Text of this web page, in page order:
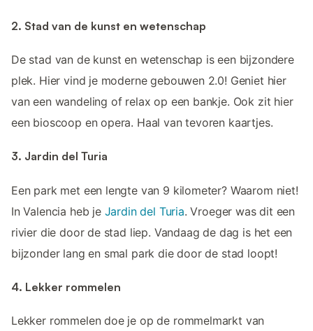
2. Stad van de kunst en wetenschap
De stad van de kunst en wetenschap is een bijzondere
plek. Hier vind je moderne gebouwen 2.0! Geniet hier
van een wandeling of relax op een bankje. Ook zit hier
een bioscoop en opera. Haal van tevoren kaartjes.
3. Jardin del Turia
Een park met een lengte van 9 kilometer? Waarom niet!
In Valencia heb je Jardin del Turia. Vroeger was dit een
rivier die door de stad liep. Vandaag de dag is het een
bijzonder lang en smal park die door de stad loopt!
4. Lekker rommelen
Lekker rommelen doe je op de rommelmarkt van